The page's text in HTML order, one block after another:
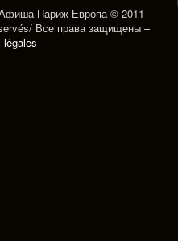
Париж-Европа © 2011-
Все права защищены –
légales